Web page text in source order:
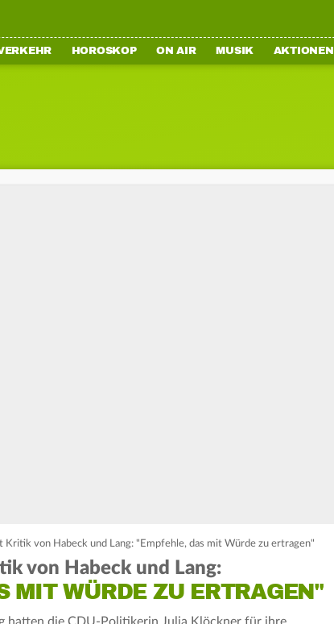
HOROSKOP ON AIR MUSIK AKTIONEN
Kritik von Habeck und Lang: "Empfehle, das mit Würde zu ertragen"
von Habeck und Lang:
MIT WÜRDE ZU ERTRAGEN"